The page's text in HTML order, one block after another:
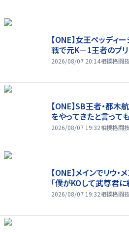
【ONE】女王ペッディ
戦で元K－1王者のプ
2026/08/07 20:14相撲格闘技
【ONE】SB王者・都
をやってきたと言って
2026/08/07 19:32相撲格闘技
【ONE】メインでリウ
「僕がKOして武尊君に
2026/08/07 19:32相撲格闘技